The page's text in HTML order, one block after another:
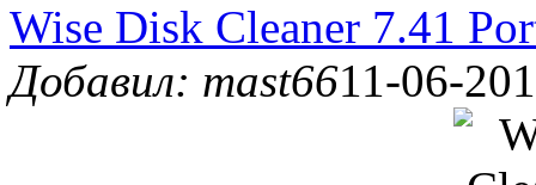
Wise Disk Cleaner 7.41
Добавил: mast6611-06-